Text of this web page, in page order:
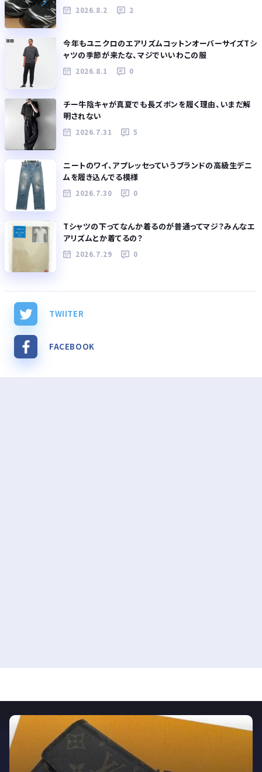
2026.8.2 2
今年もユニクロのエアリズムコットンオーバーサイズTシ
ャツの季節が来たな、マジでいいわこの服
2026.8.1 0
チー牛陰キャが真夏でも長ズボンを履く理由、いまだ解
明されない
2026.7.31 5
ニートのワイ、アプレッセっていうブランドの高級生デニ
ムを履き込んでる模様
2026.7.30 0
Tシャツの下ってなんか着るのが普通ってマジ？みんなエ
アリズムとか着てるの？
2026.7.29 0
TWIITER
FACEBOOK